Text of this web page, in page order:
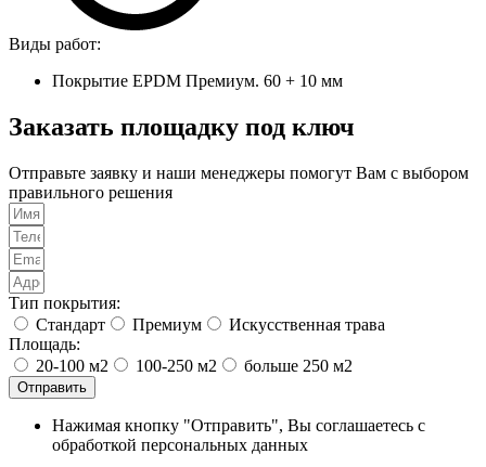
Виды работ:
Покрытие EPDM Премиум. 60 + 10 мм
Заказать площадку под ключ
Отправьте заявку и наши менеджеры помогут Вам с выбором
правильного решения
Тип покрытия:
Стандарт
Премиум
Искусственная трава
Площадь:
20-100 м2
100-250 м2 больше 250 м2
Отправить
Нажимая кнопку "Отправить", Вы соглашаетесь с
обработкой персональных данных